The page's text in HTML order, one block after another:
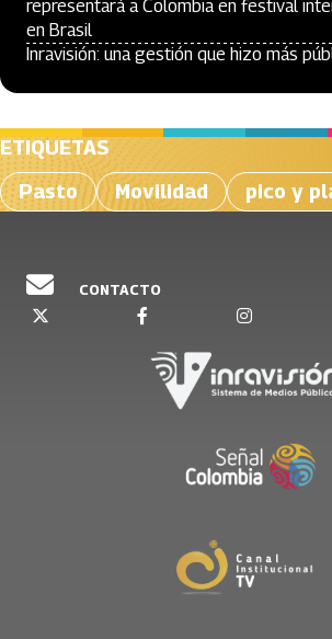
representará a Colombia en festival
en Brasil
Inravisión: una gestión que hizo más
ETIQUETAS
Pasto
Movilidad pico y
CONTACTO